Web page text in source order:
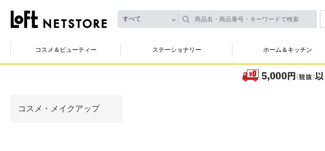
すべて
コスメ＆ビューティー ステーショナリー ホーム＆キッチン
コスメ・メイクアップ